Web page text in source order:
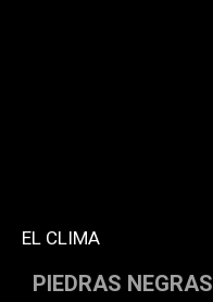
EL CLIMA
PIEDRAS NEGRAS